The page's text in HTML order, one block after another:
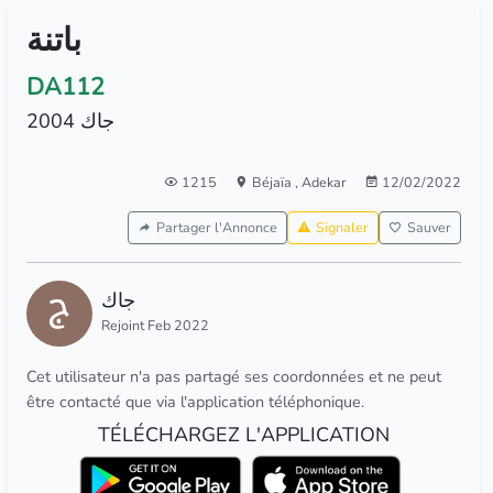
باتنة
DA112
جاك 2004
1215 Béjaïa , Adekar 12/02/2022
Partager l'Annonce Signaler Sauver
جاك
Rejoint Feb 2022
Cet utilisateur n'a pas partagé ses coordonnées et ne peut
être contacté que via l'application téléphonique.
TÉLÉCHARGEZ L'APPLICATION